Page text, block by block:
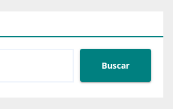
Buscar